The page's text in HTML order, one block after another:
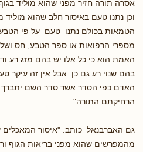
אסרה תורה חזיר מפני שהוא מוליד
וכן נתנו טעם באיסור חלב שהוא מוליד
הטמאות בכולם נתנו טעם על פי
מספרי הרפואות או ספר הטבע, חס
האמת הוא כי כל אלו יש בהם מזג רע
בהם שנוי רע גם כן. אבל אין זה עיקר
האדם כפי הסדר אשר סדר השם יתברך
הרחיקתם התורה".
גם האברבנאל כותב: "איסור
מהמפרשים שהוא מפני בריאות הגוף